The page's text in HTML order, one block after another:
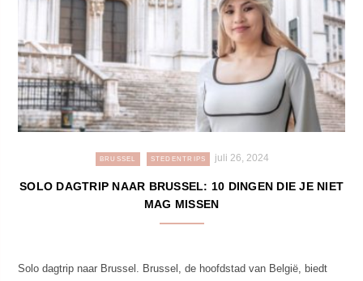
BRUSSEL STEDENTRIPS juli 26, 2024
SOLO DAGTRIP NAAR BRUSSEL: 10 DINGEN DIE JE NIET
MAG MISSEN
Solo dagtrip naar Brussel. Brussel, de hoofdstad van België, biedt